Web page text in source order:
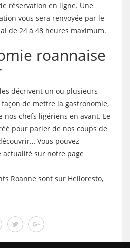
réservation en ligne. Une
vous sera renvoyée par le
de 24 à 48 heures maximum.
roannaise
décrivent un ou plusieurs
de mettre la gastronomie,
nos chefs ligériens en avant. Le
pour parler de nos coups de
Vous pouvez
actualité sur notre page
Roanne sont sur Helloresto,